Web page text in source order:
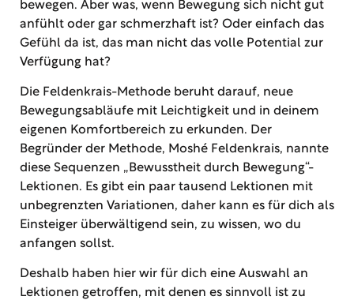
bewegen. Aber was, wenn Bewegung sich nicht gut
anfühlt oder gar schmerzhaft ist? Oder einfach das
Gefühl da ist, das man nicht das volle Potential zur
Verfügung hat?
Die Feldenkrais-Methode beruht darauf, neue
Bewegungsabläufe mit Leichtigkeit und in deinem
eigenen Komfortbereich zu erkunden. Der
Begründer der Methode, Moshé Feldenkrais, nannte
diese Sequenzen „Bewusstheit durch Bewegung“-
Lektionen. Es gibt ein paar tausend Lektionen mit
unbegrenzten Variationen, daher kann es für dich als
Einsteiger überwältigend sein, zu wissen, wo du
anfangen sollst.
Deshalb haben hier wir für dich eine Auswahl an
Lektionen getroffen, mit denen es sinnvoll ist zu